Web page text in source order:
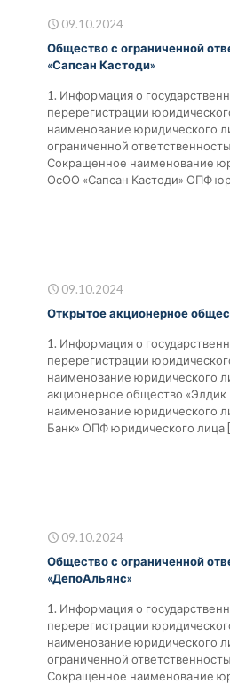
09.10.2024
Общество с ограниченной
«Сапсан Кастоди»
1. Информация о
перерегистрации
наименование юридического
ограниченной
Сокращенное наименование
ОсОО «Сапсан Кастоди» ОПФ
09.10.2024
Открытое акционерное
1. Информация о
перерегистрации
наименование юридического
акционерное общество
наименование юридического
Банк» ОПФ юридического лица
09.10.2024
Общество с ограниченной
«ДепоАльянс»
1. Информация о
перерегистрации
наименование юридического
ограниченной
Сокращенное наименование